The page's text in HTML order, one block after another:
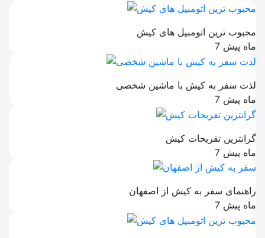
محبوب ترین اتومبیل های کیش
7 ماه پیش
لذت سفر به کیش با ماشین شخصی
7 ماه پیش
گرانترین تفریحات کیش
7 ماه پیش
راهنمای سفر به کیش از اصفهان
7 ماه پیش